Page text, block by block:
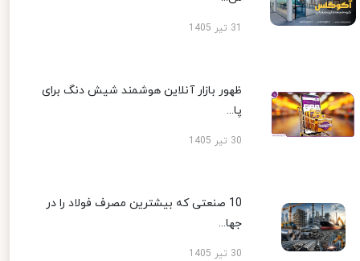
ظهور بازار آنلاین هوشمند شیش دنگ برای
پا...
30 تیر 1405
10 صنعتی که بیشترین مصرف فولاد را در
جها...
30 تیر 1405